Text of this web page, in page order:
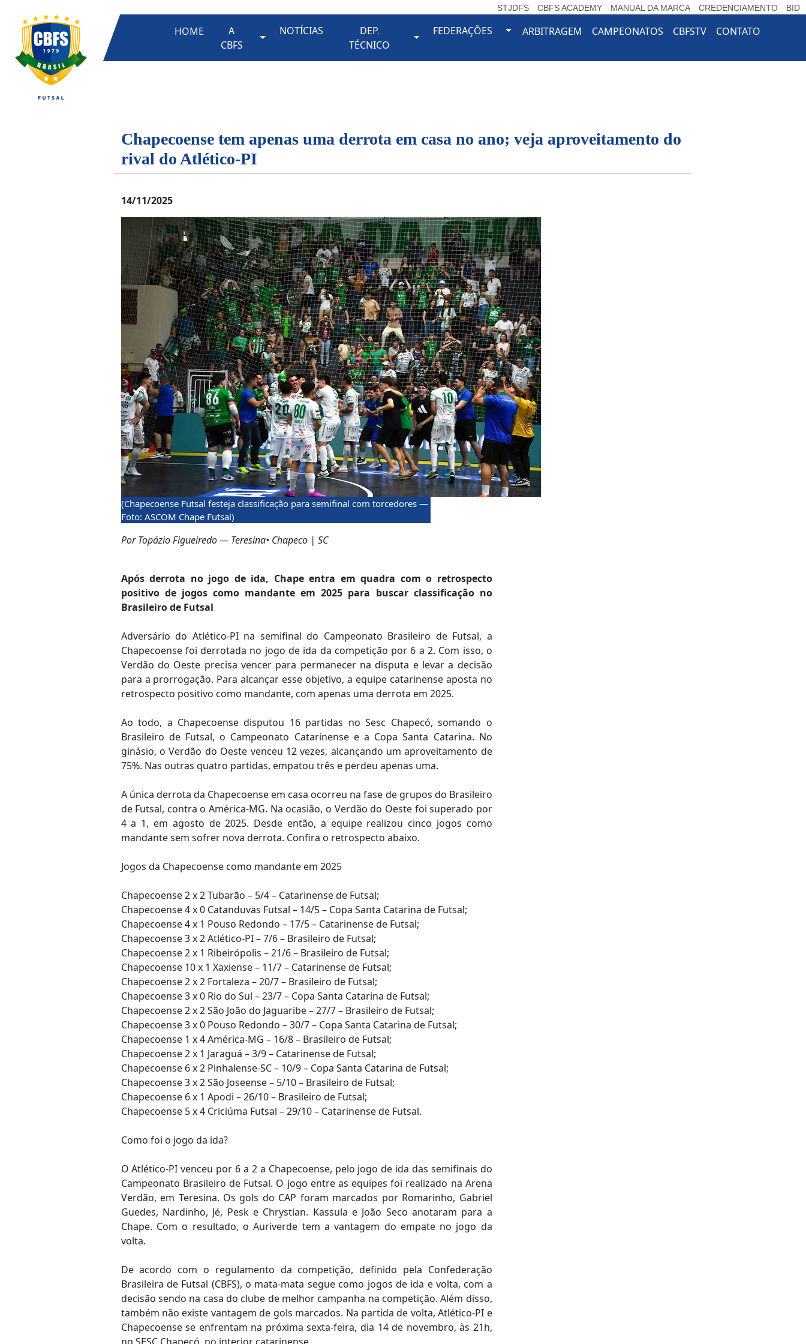
STJDFS CBFS ACADEMY MANUAL DA MARCA CREDENCIAMENTO BID
HOME
A
CBFS
Toggle Dropdown
NOTÍCIAS
DEP.
TÉCNICO
Toggle Dropdown
FEDERAÇÕES Toggle Dropdown
ARBITRAGEM CAMPEONATOS CBFSTV CONTATO
Chapecoense tem apenas uma derrota em casa no ano; veja aproveitamento do
rival do Atlético-PI
14/11/2025
(Chapecoense Futsal festeja classificação para semifinal com torcedores —
Foto: ASCOM Chape Futsal)
Por Topázio Figueiredo — Teresina• Chapeco | SC
Após derrota no jogo de ida, Chape entra em quadra com o retrospecto
positivo de jogos como mandante em 2025 para buscar classificação no
Brasileiro de Futsal
Adversário do Atlético-PI na semifinal do Campeonato Brasileiro de Futsal, a
Chapecoense foi derrotada no jogo de ida da competição por 6 a 2. Com isso, o
Verdão do Oeste precisa vencer para permanecer na disputa e levar a decisão
para a prorrogação. Para alcançar esse objetivo, a equipe catarinense aposta no
retrospecto positivo como mandante, com apenas uma derrota em 2025.
Ao todo, a Chapecoense disputou 16 partidas no Sesc Chapecó, somando o
Brasileiro de Futsal, o Campeonato Catarinense e a Copa Santa Catarina. No
ginásio, o Verdão do Oeste venceu 12 vezes, alcançando um aproveitamento de
75%. Nas outras quatro partidas, empatou três e perdeu apenas uma.
A única derrota da Chapecoense em casa ocorreu na fase de grupos do Brasileiro
de Futsal, contra o América-MG. Na ocasião, o Verdão do Oeste foi superado por
4 a 1, em agosto de 2025. Desde então, a equipe realizou cinco jogos como
mandante sem sofrer nova derrota. Confira o retrospecto abaixo.
Jogos da Chapecoense como mandante em 2025
Chapecoense 2 x 2 Tubarão – 5/4 – Catarinense de Futsal;
Chapecoense 4 x 0 Catanduvas Futsal – 14/5 – Copa Santa Catarina de Futsal;
Chapecoense 4 x 1 Pouso Redondo – 17/5 – Catarinense de Futsal;
Chapecoense 3 x 2 Atlético-PI – 7/6 – Brasileiro de Futsal;
Chapecoense 2 x 1 Ribeirópolis – 21/6 – Brasileiro de Futsal;
Chapecoense 10 x 1 Xaxiense – 11/7 – Catarinense de Futsal;
Chapecoense 2 x 2 Fortaleza – 20/7 – Brasileiro de Futsal;
Chapecoense 3 x 0 Rio do Sul – 23/7 – Copa Santa Catarina de Futsal;
Chapecoense 2 x 2 São João do Jaguaribe – 27/7 – Brasileiro de Futsal;
Chapecoense 3 x 0 Pouso Redondo – 30/7 – Copa Santa Catarina de Futsal;
Chapecoense 1 x 4 América-MG – 16/8 – Brasileiro de Futsal;
Chapecoense 2 x 1 Jaraguá – 3/9 – Catarinense de Futsal;
Chapecoense 6 x 2 Pinhalense-SC – 10/9 – Copa Santa Catarina de Futsal;
Chapecoense 3 x 2 São Joseense – 5/10 – Brasileiro de Futsal;
Chapecoense 6 x 1 Apodi – 26/10 – Brasileiro de Futsal;
Chapecoense 5 x 4 Criciúma Futsal – 29/10 – Catarinense de Futsal.
Como foi o jogo da ida?
O Atlético-PI venceu por 6 a 2 a Chapecoense, pelo jogo de ida das semifinais do
Campeonato Brasileiro de Futsal. O jogo entre as equipes foi realizado na Arena
Verdão, em Teresina. Os gols do CAP foram marcados por Romarinho, Gabriel
Guedes, Nardinho, Jé, Pesk e Chrystian. Kassula e João Seco anotaram para a
Chape. Com o resultado, o Auriverde tem a vantagem do empate no jogo da
volta.
De acordo com o regulamento da competição, definido pela Confederação
Brasileira de Futsal (CBFS), o mata-mata segue como jogos de ida e volta, com a
decisão sendo na casa do clube de melhor campanha na competição. Além disso,
também não existe vantagem de gols marcados. Na partida de volta, Atlético-PI e
Chapecoense se enfrentam na próxima sexta-feira, dia 14 de novembro, às 21h,